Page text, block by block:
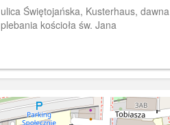
ulica Świętojańska, Kusterhaus, dawna
plebania kościoła św. Jana